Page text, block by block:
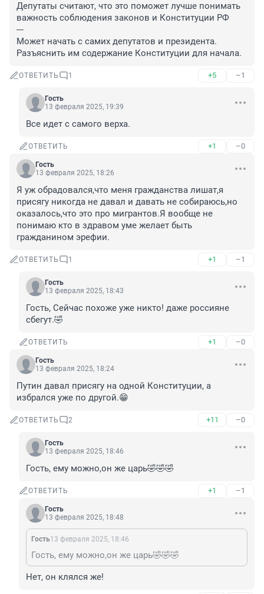
Депутаты считают, что это поможет лучше понимать
важность соблюдения законов и Конституции РФ
---
Может начать с самих депутатов и президента.
Разъяснить им содержание Конституции для начала.
ОТВЕТИТЬ 1 +5 –1
Гость
13 февраля 2025, 19:39
Все идет с самого верха.
ОТВЕТИТЬ +1 –0
Гость
13 февраля 2025, 18:26
Я уж обрадовался,что меня гражданства лишат,я
присягу никогда не давал и давать не собираюсь,но
оказалось,что это про мигрантов.Я вообще не
понимаю кто в здравом уме желает быть
гражданином эрефии.
ОТВЕТИТЬ 1 +1 –1
Гость
13 февраля 2025, 18:43
Гость, Сейчас похоже уже никто! даже россияне
сбегут.🤣
ОТВЕТИТЬ +1 –0
Гость
13 февраля 2025, 18:24
Путин давал присягу на одной Конституции, а
избрался уже по другой.😁
ОТВЕТИТЬ 2 +11 –0
Гость
13 февраля 2025, 18:46
Гость, ему можно,он же царь🤣🤣🤣
ОТВЕТИТЬ +1 –1
Гость
13 февраля 2025, 18:48
Гость13 февраля 2025, 18:46
Гость, ему можно,он же царь🤣🤣🤣
Нет, он клялся же!